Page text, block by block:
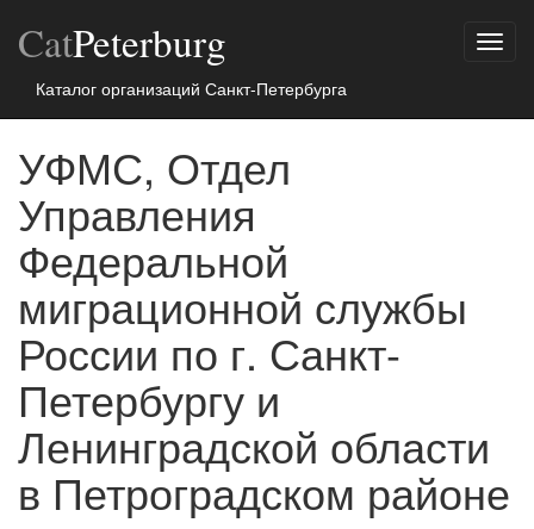
CatPeterburg
Каталог организаций Санкт-Петербурга
УФМС, Отдел
Управления
Федеральной
миграционной службы
России по г. Санкт-
Петербургу и
Ленинградской области
в Петроградском районе